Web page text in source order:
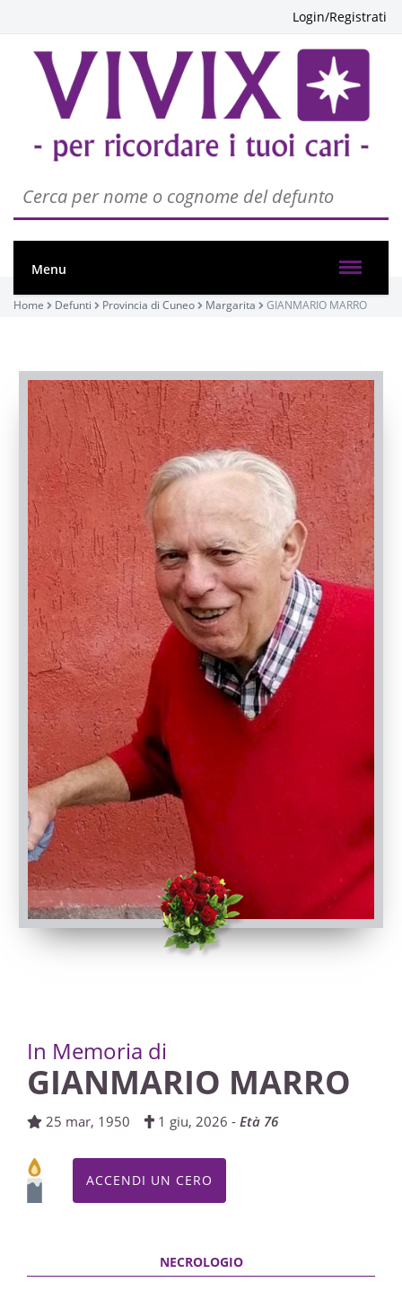
Login/Registrati
Menu
Home Defunti Provincia di Cuneo Margarita GIANMARIO MARRO
In Memoria di
GIANMARIO MARRO
25 mar, 1950 1 giu, 2026 -Età 76
ACCENDI UN CERO
PASSATE:
FUNERALE
Magliano Alpi, Tempio Crematorio
03/06/2026 15:00
Visibile a tutti gli utenti
INVIA CONDOGLIANZE